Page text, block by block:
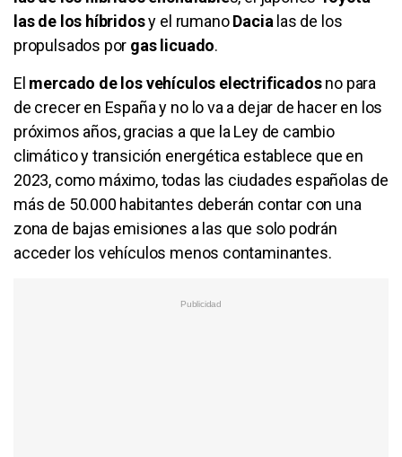
las de los híbridosy el rumanoDacia las de los
propulsados por gas licuado.
El mercado de los vehículos electrificadosno para
de crecer en España y no lo va a dejar de hacer en los
próximos años, gracias a que la Ley de cambio
climático y transición energética establece que en
2023, como máximo, todas las ciudades españolas de
más de 50.000 habitantes deberán contar con una
zona de bajas emisiones a las que solo podrán
acceder los vehículos menos contaminantes.